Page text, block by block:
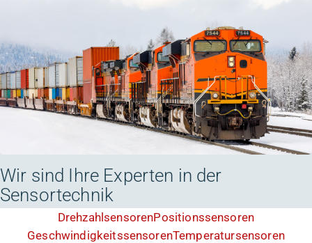
Wir sind Ihre Experten in der
Sensortechnik
DrehzahlsensorenPositionssensoren
GeschwindigkeitssensorenTemperatursensoren